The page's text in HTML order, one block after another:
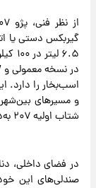
گیربکس دستی یا
اسب‌بخار را دارد.
شتاب اولیه ۲۰۷ به‌دلیل وزن کمتر، کمی بهتر است.
در فضای داخلی،
صندلی‌های این